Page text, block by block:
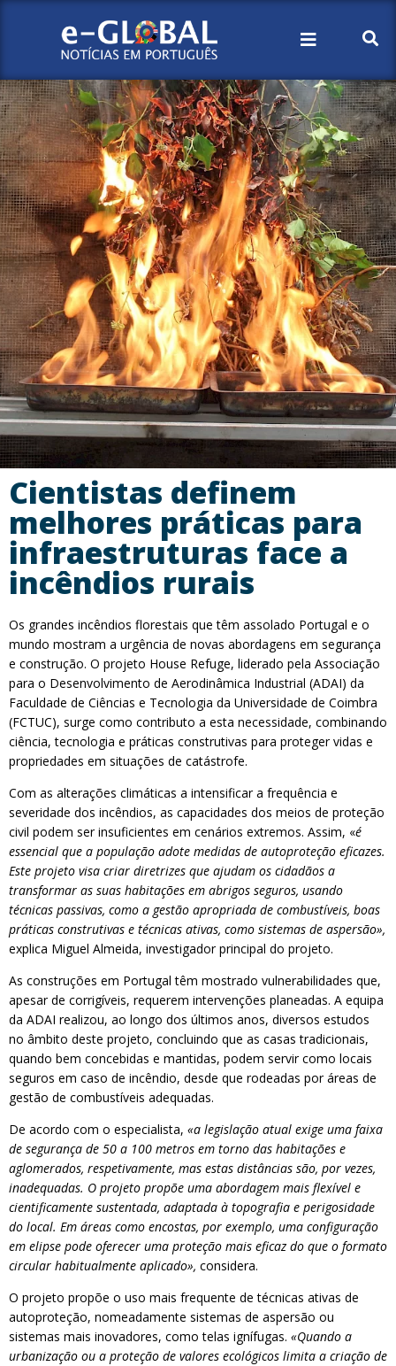
Cientistas definem
melhores práticas para
infraestruturas face a
incêndios rurais
Os grandes incêndios florestais que têm assolado Portugal e o
mundo mostram a urgência de novas abordagens em segurança
e construção. O projeto House Refuge, liderado pela Associação
para o Desenvolvimento de Aerodinâmica Industrial (ADAI) da
Faculdade de Ciências e Tecnologia da Universidade de Coimbra
(FCTUC), surge como contributo a esta necessidade, combinando
ciência, tecnologia e práticas construtivas para proteger vidas e
propriedades em situações de catástrofe.
Com as alterações climáticas a intensificar a frequência e
severidade dos incêndios, as capacidades dos meios de proteção
civil podem ser insuficientes em cenários extremos. Assim, «é
essencial que a população adote medidas de autoproteção eficazes.
Este projeto visa criar diretrizes que ajudam os cidadãos a
transformar as suas habitações em abrigos seguros, usando
técnicas passivas, como a gestão apropriada de combustíveis, boas
práticas construtivas e técnicas ativas, como sistemas de aspersão»,
explica Miguel Almeida, investigador principal do projeto.
As construções em Portugal têm mostrado vulnerabilidades que,
apesar de corrigíveis, requerem intervenções planeadas. A equipa
da ADAI realizou, ao longo dos últimos anos, diversos estudos
no âmbito deste projeto, concluindo que as casas tradicionais,
quando bem concebidas e mantidas, podem servir como locais
seguros em caso de incêndio, desde que rodeadas por áreas de
gestão de combustíveis adequadas.
De acordo com o especialista, «a legislação atual exige uma faixa
de segurança de 50 a 100 metros em torno das habitações e
aglomerados, respetivamente, mas estas distâncias são, por vezes,
inadequadas. O projeto propõe uma abordagem mais flexível e
cientificamente sustentada, adaptada à topografia e perigosidade
do local. Em áreas como encostas, por exemplo, uma configuração
em elipse pode oferecer uma proteção mais eficaz do que o formato
circular habitualmente aplicado», considera.
O projeto propõe o uso mais frequente de técnicas ativas de
autoproteção, nomeadamente sistemas de aspersão ou
sistemas mais inovadores, como telas ignífugas. «Quando a
urbanização ou a proteção de valores ecológicos limita a criação de